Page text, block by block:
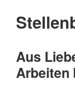
Aus
Arbeiten